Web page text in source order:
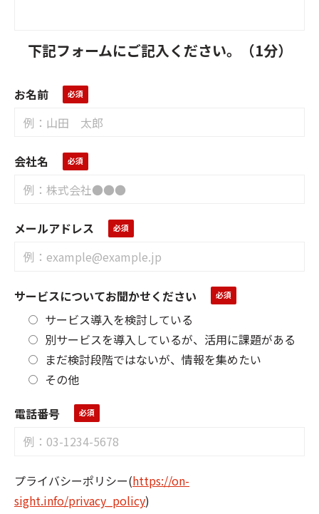
下記フォームにご記入ください。（1分）
お名前
会社名
メールアドレス
サービスについてお聞かせください
サービス導入を検討している
別サービスを導入しているが、活用に課題がある
まだ検討段階ではないが、情報を集めたい
その他
電話番号
プライバシーポリシー(https://on-
sight.info/privacy_policy)